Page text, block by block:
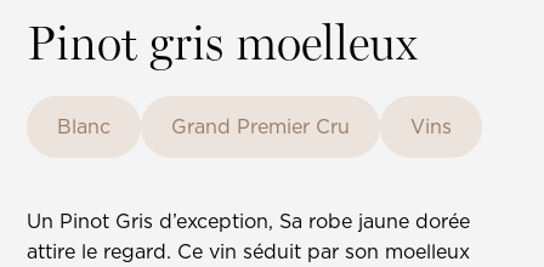
Pinot gris moelleux
Blanc Grand Premier Cru Vins
Un Pinot Gris d’exception, Sa robe jaune dorée
attire le regard. Ce vin séduit par son moelleux